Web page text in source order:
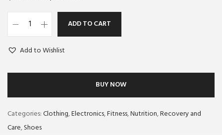
ADD TO CART
Add to Wishlist
BUY NOW
Categories:Clothing,Electronics,Fitness,Nutrition,Recovery and
Care,Shoes